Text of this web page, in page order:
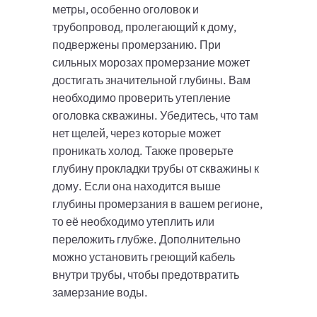
метры, особенно оголовок и
трубопровод, пролегающий к дому,
подвержены промерзанию. При
сильных морозах промерзание может
достигать значительной глубины. Вам
необходимо проверить утепление
оголовка скважины. Убедитесь, что там
нет щелей, через которые может
проникать холод. Также проверьте
глубину прокладки трубы от скважины к
дому. Если она находится выше
глубины промерзания в вашем регионе,
то её необходимо утеплить или
переложить глубже. Дополнительно
можно установить греющий кабель
внутри трубы, чтобы предотвратить
замерзание воды.